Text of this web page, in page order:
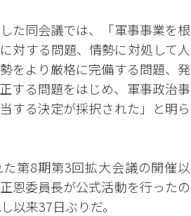
た同会議では、「軍事事業を根
対する問題、情勢に対処して人
をより厳格に完備する問題、発
する問題をはじめ、軍事政治事
する決定が採択された」と明ら
第8期第3回拡大会議の開催以
恩委員長が公式活動を行ったの
以来37日ぶりだ。